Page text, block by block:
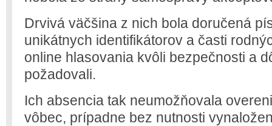
Drvivá väčšina z nich bola doručená
unikátnych identifikátorov a časti
online hlasovania kvôli bezpečnosti a
požadovali.
Ich absencia tak neumožňovala
vôbec, prípadne bez nutnosti